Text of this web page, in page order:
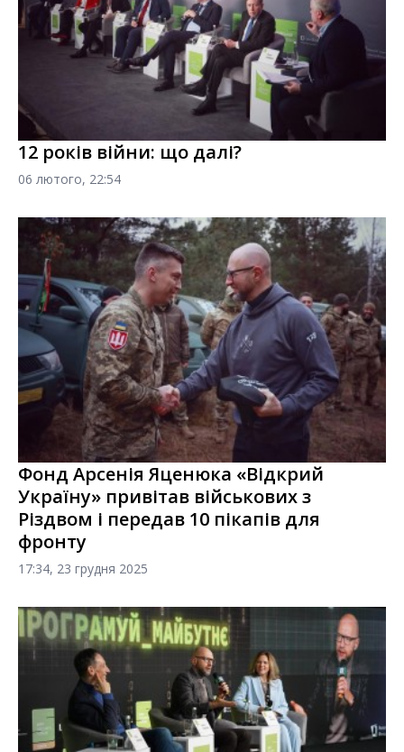
12 років війни: що далі?
06 лютого, 22:54
Фонд Арсенія Яценюка «Відкрий
Україну» привітав військових з
Різдвом і передав 10 пікапів для
фронту
17:34, 23 грудня 2025